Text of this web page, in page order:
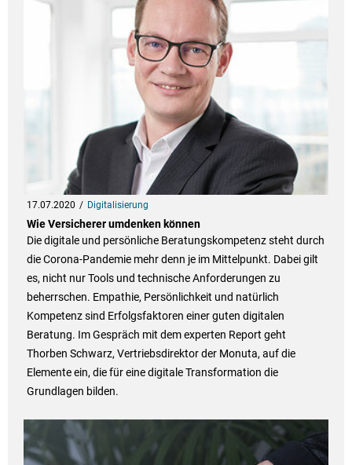
17.07.2020 Digitalisierung
Wie Versicherer umdenken können
Die digitale und persönliche Beratungskompetenz steht durch
die Corona-Pandemie mehr denn je im Mittelpunkt. Dabei gilt
es, nicht nur Tools und technische Anforderungen zu
beherrschen. Empathie, Persönlichkeit und natürlich
Kompetenz sind Erfolgsfaktoren einer guten digitalen
Beratung. Im Gespräch mit dem experten Report geht
Thorben Schwarz, Vertriebsdirektor der Monuta, auf die
Elemente ein, die für eine digitale Transformation die
Grundlagen bilden.